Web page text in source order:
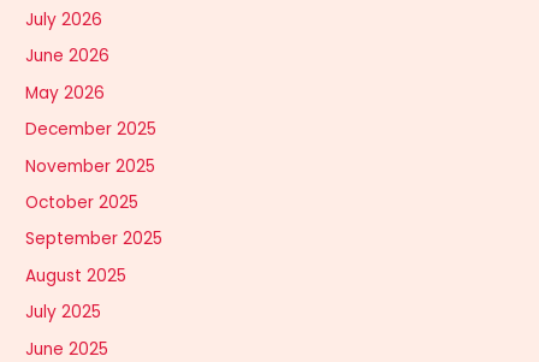
July 2026
June 2026
May 2026
December 2025
November 2025
October 2025
September 2025
August 2025
July 2025
June 2025